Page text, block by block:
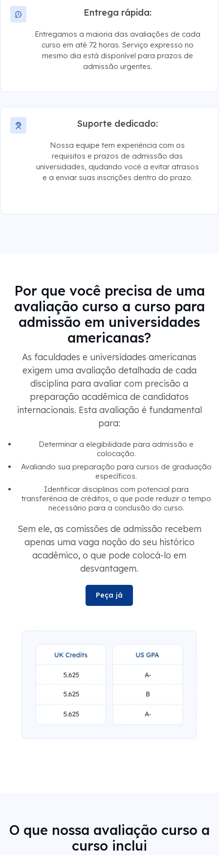
Entrega rápida:
Entregamos a maioria das avaliações de cada
curso em até 72 horas. Serviço expresso no
mesmo dia está disponível para prazos de
admissão urgentes.
Suporte dedicado:
Nossa equipe tem experiência com os
requisitos e prazos de admissão das
universidades, ajudando você a evitar atrasos
e a enviar suas inscrições dentro do prazo.
Por que você precisa de uma
avaliação curso a curso para
admissão em universidades
americanas?
As faculdades e universidades americanas
exigem uma avaliação detalhada de cada
disciplina para avaliar com precisão a
preparação acadêmica de candidatos
internacionais. Esta avaliação é fundamental
para:
Determinar a elegibilidade para admissão e
colocação.
Avaliando sua preparação para cursos de graduação
específicos.
Identificar disciplinas com potencial para
transferência de créditos, o que pode reduzir o tempo
necessário para a conclusão do curso.
Sem ele, as comissões de admissão recebem
apenas uma vaga noção do seu histórico
acadêmico, o que pode colocá-lo em
desvantagem.
Peça já
O que nossa avaliação curso a
curso inclui